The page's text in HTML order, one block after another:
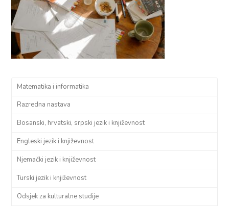
Matematika i informatika
Razredna nastava
Bosanski, hrvatski, srpski jezik i književnost
Engleski jezik i književnost
Njemački jezik i književnost
Turski jezik i književnost
Odsjek za kulturalne studije